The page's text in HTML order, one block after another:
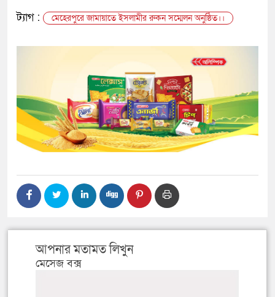
ট্যাগ :
মেহেরপুরে জামায়াতে ইসলামীর রুকন সম্মেলন অনুষ্ঠিত।।
আপনার মতামত লিখুন
মেসেজ বক্স